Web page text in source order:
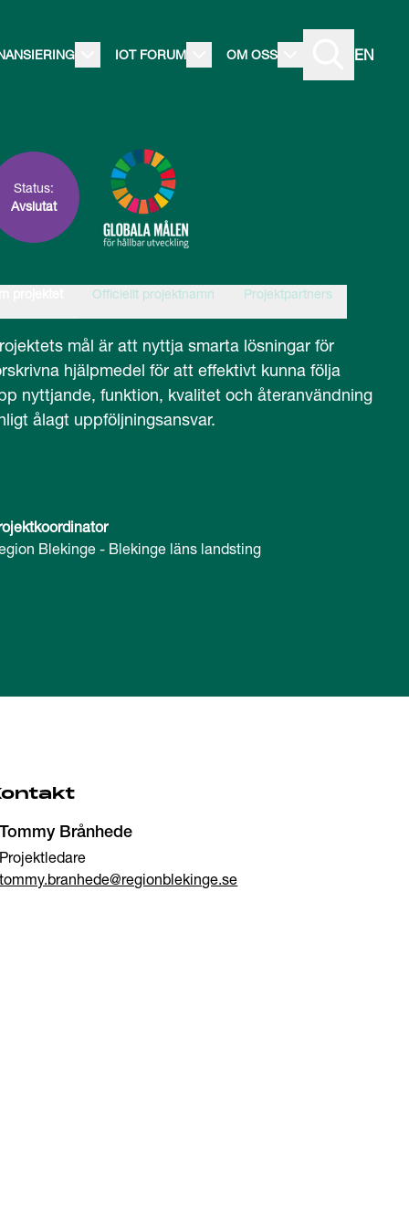
IOT FORUM OM OSS EN
Status:
Avslutat
Officiellt projektnamn Projektpartners
mål är att nyttja smarta lösningar för
hjälpmedel för att effektivt kunna följa
nyttjande, funktion, kvalitet och återanvändning
ålagt uppföljningsansvar.
Blekinge - Blekinge läns landsting
Tommy Brånhede
Projektledare
tommy.branhede@regionblekinge.se